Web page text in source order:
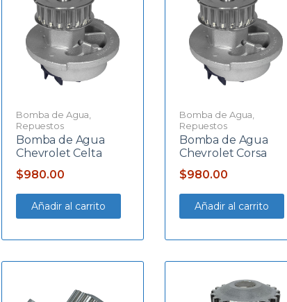
Bomba de Agua
Repuestos
Bomba de Agua
Chevrolet Celta
$980.00
Añadir al carrito
Bomba de Agua
Repuestos
Bomba de Agua
Chevrolet Corsa
$980.00
Añadir al carrito